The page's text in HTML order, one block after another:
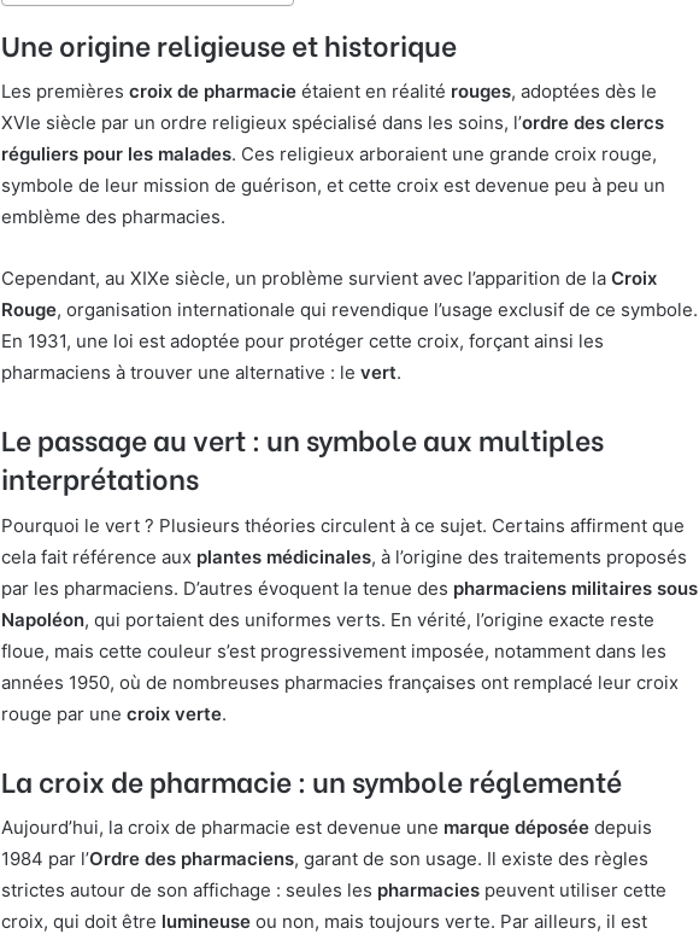
Une origine religieuse et historique
Les premières croix de pharmacie étaient en réalité rouges, adoptées dès le
XVIe siècle par un ordre religieux spécialisé dans les soins, l’ordre des clercs
réguliers pour les malades. Ces religieux arboraient une grande croix rouge,
symbole de leur mission de guérison, et cette croix est devenue peu à peu un
emblème des pharmacies.
Cependant, au XIXe siècle, un problème survient avec l’apparition de la Croix
Rouge, organisation internationale qui revendique l’usage exclusif de ce symbole.
En 1931, une loi est adoptée pour protéger cette croix, forçant ainsi les
pharmaciens à trouver une alternative : le vert.
Le passage au vert : un symbole aux multiples
interprétations
Pourquoi le vert ? Plusieurs théories circulent à ce sujet. Certains affirment que
cela fait référence aux plantes médicinales, à l’origine des traitements proposés
par les pharmaciens. D’autres évoquent la tenue des pharmaciens militaires sous
Napoléon, qui portaient des uniformes verts. En vérité, l’origine exacte reste
floue, mais cette couleur s’est progressivement imposée, notamment dans les
années 1950, où de nombreuses pharmacies françaises ont remplacé leur croix
rouge par une croix verte.
La croix de pharmacie : un symbole réglementé
Aujourd’hui, la croix de pharmacie est devenue une marque déposée depuis
1984 par l’Ordre des pharmaciens, garant de son usage. Il existe des règles
strictes autour de son affichage : seules les pharmacies peuvent utiliser cette
croix, qui doit être lumineuse ou non, mais toujours verte. Par ailleurs, il est